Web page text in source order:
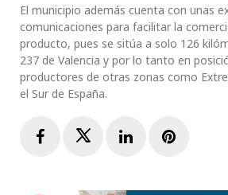
El municipio además cuenta con unas
comunicaciones para facilitar la
producto, pues se sitúa a solo 126
237 de Valencia y por lo tanto en
productores de otras zonas como
el Sur de España.
FacebookTwitterLinkedIn